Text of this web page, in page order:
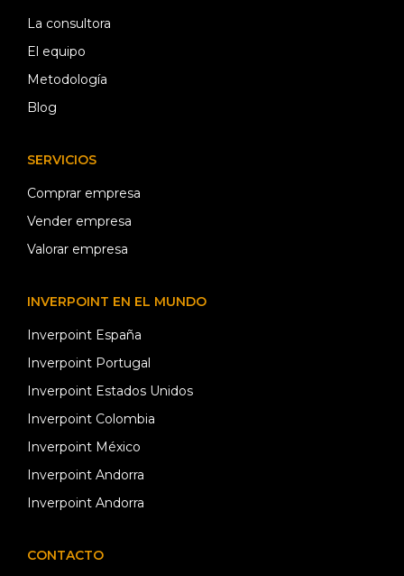
La consultora
El equipo
Metodología
Blog
SERVICIOS
Comprar empresa
Vender empresa
Valorar empresa
INVERPOINT EN EL MUNDO
Inverpoint España
Inverpoint Portugal
Inverpoint Estados Unidos
Inverpoint Colombia
Inverpoint México
Inverpoint Andorra
Inverpoint Andorra
CONTACTO